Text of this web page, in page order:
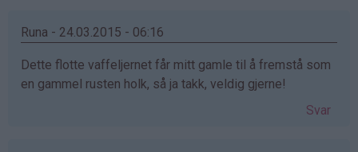
Runa - 24.03.2015 - 06:16
Dette flotte vaffeljernet får mitt gamle til å fremstå som
en gammel rusten holk, så ja takk, veldig gjerne!
Svar